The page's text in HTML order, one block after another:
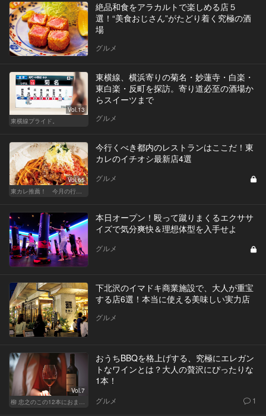
絶品和食をアラカルトで楽しめる店５
選！“美食おじさん”がたどり着く究極の酒
場
グルメ
Vol.13
東横線プライド。
東横線、横浜寄りの菊名・妙蓮寺・白楽・
東白楽・反町を探訪。寄り道必至の酒場か
らスイーツまで
グルメ
Vol.65
東カレ推薦！ 今月の行くべき店
今行くべき都内のレストランはここだ！東
カレのイチオシ最新店4選
グルメ
​本日オープン！殴って蹴りまくるエクササ
イズで気分爽快＆理想体型を入手せよ
グルメ
下北沢のイマドキ商業施設で、大人が重宝
する店6選！本当に使える美味しい実力店
グルメ
Vol.7
柳 忠之のこの12本におまかせ
おうちBBQを格上げする、究極にエレガン
トなワインとは？大人の贅沢にぴったりな
1本！
グルメ 1